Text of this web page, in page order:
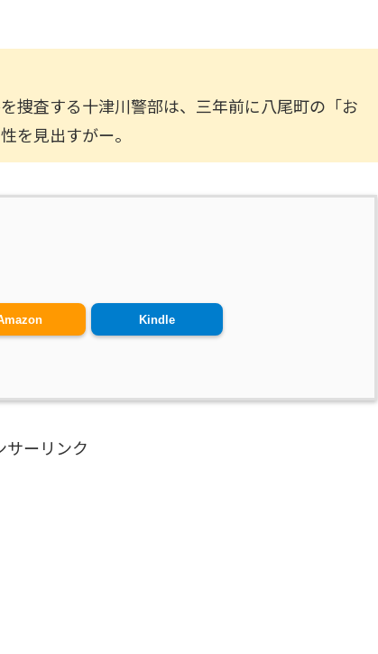
捜査する十津川警部は、三年前に八尾町の「お
を見出すがー。
Kindle
サーリンク